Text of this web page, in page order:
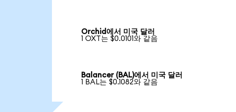
Orchid에서 미국 달러
1 OXT는 $0.0101와 같음
Balancer (BAL)에서 미국 달러
1 BAL는 $0.1082와 같음